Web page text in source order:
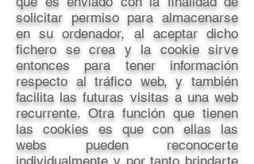
solicitar permiso para almacenarse
en su ordenador, al aceptar dicho
fichero se crea y la cookie sirve
entonces para tener información
respecto al tráfico web, y también
facilita las futuras visitas a una web
recurrente. Otra función que tienen
las cookies es que con ellas las
webs pueden reconocerte
individualmente y por tanto brindarte